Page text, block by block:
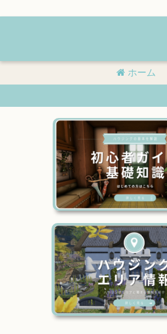
ホーム